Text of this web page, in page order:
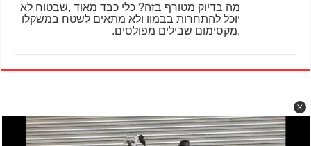
מה בדיוק מטורף בזה? כלי כבד מאוד ,שבטוח לא
יוכל להתחרות בבמוו ולא מתאים לשטח במשקלו
,מקסימום שבילים מפולסים.